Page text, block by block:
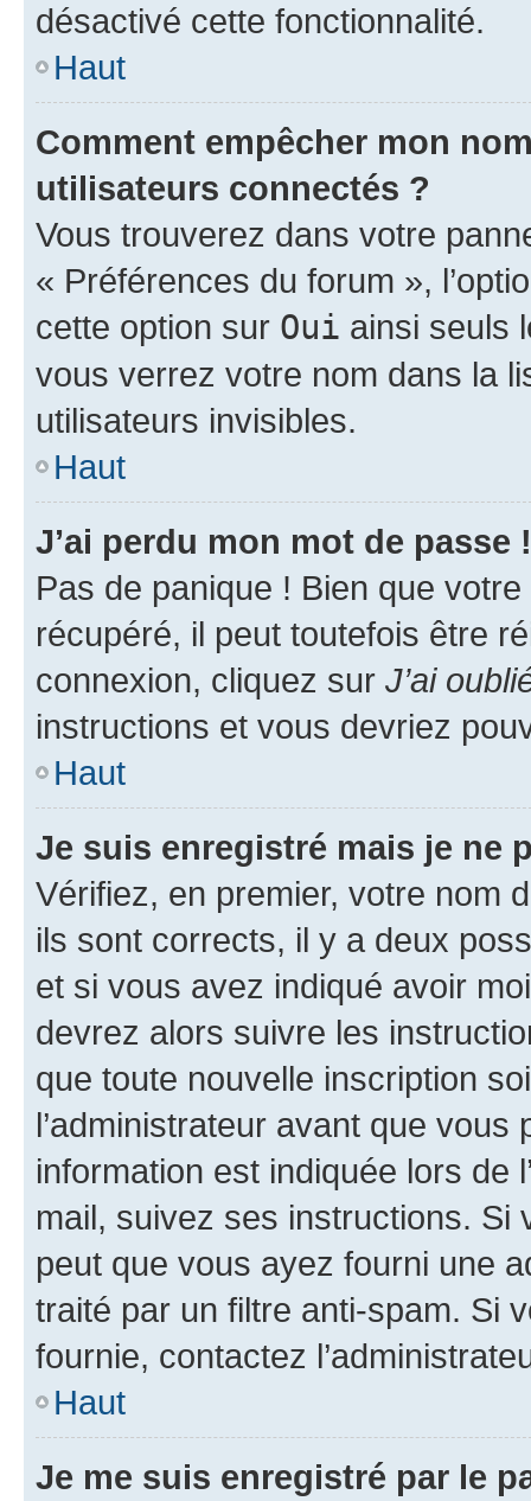
désactivé cette fonctionnalité.
Haut
Comment empêcher mon
utilisateurs connectés ?
Vous trouverez dans votre
« Préférences du forum »,
cette option sur Oui ainsi seuls
vous verrez votre nom dans la
utilisateurs invisibles.
Haut
J’ai perdu mon mot de passe !
Pas de panique ! Bien que
récupéré, il peut toutefois être
connexion, cliquez sur J’ai
instructions et vous devriez
Haut
Je suis enregistré mais je ne
Vérifiez, en premier, votre nom
ils sont corrects, il y a deux
et si vous avez indiqué avoir
devrez alors suivre les
que toute nouvelle inscription
l’administrateur avant que
information est indiquée lors de
mail, suivez ses instructions. Si
peut que vous ayez fourni une
traité par un filtre anti-spam. Si
fournie, contactez
Haut
Je me suis enregistré par le